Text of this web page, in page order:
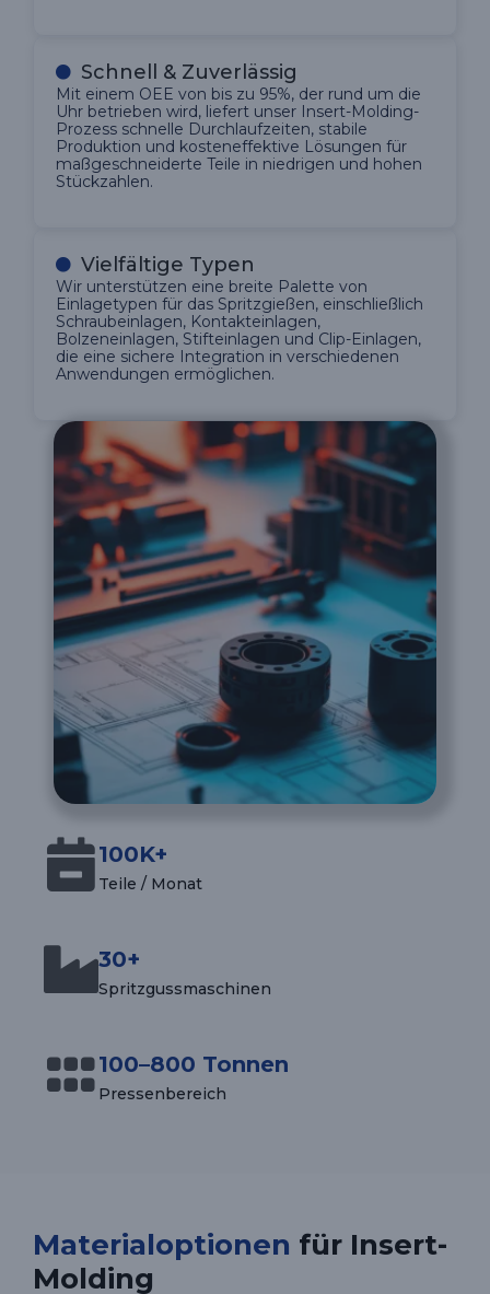
Schnell & Zuverlässig
Mit einem OEE von bis zu 95%, der rund um die
Uhr betrieben wird, liefert unser Insert-Molding-
Prozess schnelle Durchlaufzeiten, stabile
Produktion und kosteneffektive Lösungen für
maßgeschneiderte Teile in niedrigen und hohen
Stückzahlen.
Vielfältige Typen
Wir unterstützen eine breite Palette von
Einlagetypen für das Spritzgießen, einschließlich
Schraubeinlagen, Kontakteinlagen,
Bolzeneinlagen, Stifteinlagen und Clip-Einlagen,
die eine sichere Integration in verschiedenen
Anwendungen ermöglichen.
100K+
Teile / Monat
30+
Spritzgussmaschinen
100–800 Tonnen
Pressenbereich
Materialoptionen für Insert-
Molding